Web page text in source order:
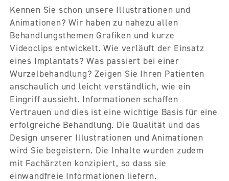
Kennen Sie schon unsere Illustrationen und
Animationen? Wir haben zu nahezu allen
Behandlungsthemen Grafiken und kurze
Videoclips entwickelt. Wie verläuft der Einsatz
eines Implantats? Was passiert bei einer
Wurzelbehandlung? Zeigen Sie Ihren Patienten
anschaulich und leicht verständlich, wie ein
Eingriff aussieht. Informationen schaffen
Vertrauen und dies ist eine wichtige Basis für eine
erfolgreiche Behandlung. Die Qualität und das
Design unserer Illustrationen und Animationen
wird Sie begeistern. Die Inhalte wurden zudem
mit Fachärzten konzipiert, so dass sie
einwandfreie Informationen liefern.